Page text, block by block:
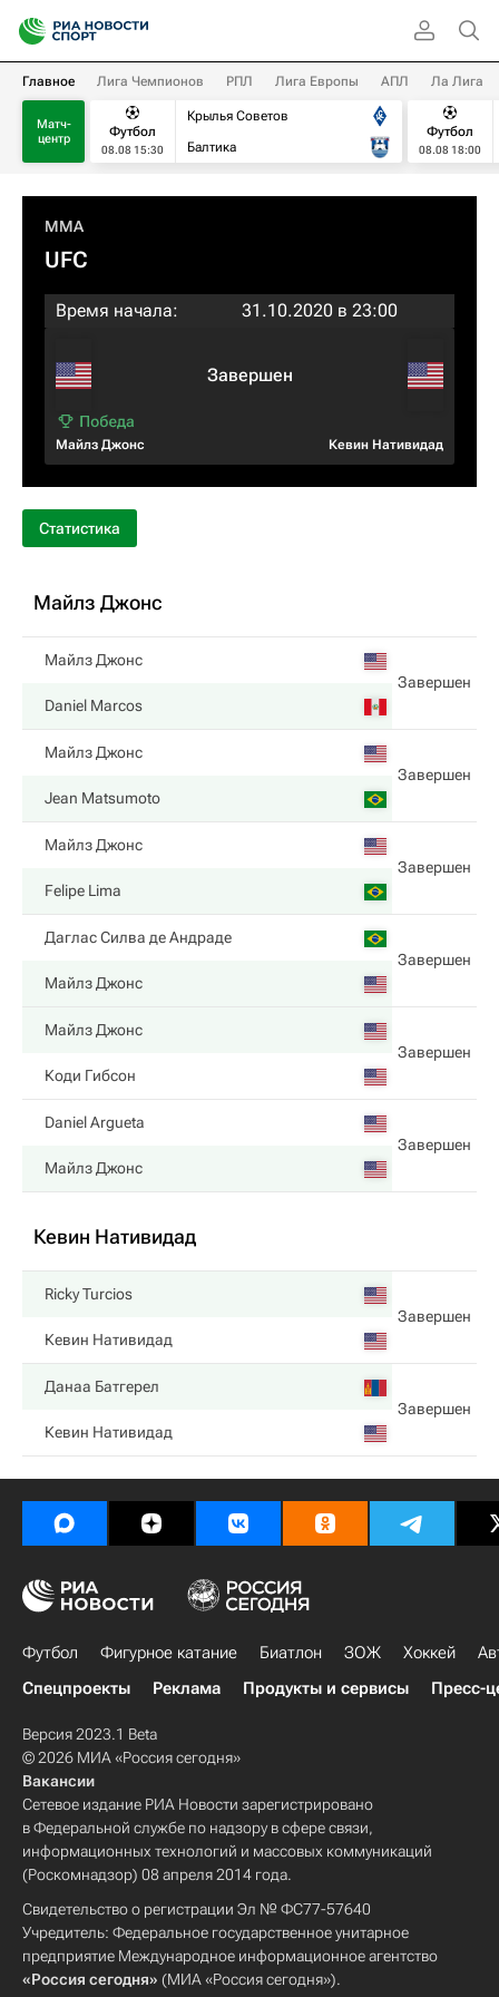
Главное Лига Чемпионов РПЛ Лига Европы АПЛ Ла Лига
Матч-
центр
Футбол
08.08 15:30
Крылья Советов
Балтика
Футбол
08.08 18:00
MMA
UFC
Время начала: 31.10.2020 в 23:00
Майлз Джонс
Завершен
Кевин Нативидад
Статистика
Майлз Джонс
Майлз Джонс
Завершен
Daniel Marcos
Майлз Джонс
Завершен
Jean Matsumoto
Майлз Джонс
Завершен
Felipe Lima
Даглас Силва де Андраде
Завершен
Майлз Джонс
Майлз Джонс
Завершен
Коди Гибсон
Daniel Argueta
Завершен
Майлз Джонс
Кевин Нативидад
Ricky Turcios
Завершен
Кевин Нативидад
Данаа Батгерел
Завершен
Кевин Нативидад
Футбол Фигурное катание Биатлон ЗОЖ Хоккей
Спецпроекты
Реклама Продукты и сервисы Пресс-
Версия 2023.1 Beta
© 2026 МИА «Россия сегодня»
Вакансии
Сетевое издание РИА Новости зарегистрировано
в Федеральной службе по надзору в сфере связи,
информационных технологий и массовых коммуникаций
(Роскомнадзор) 08 апреля 2014 года.
Свидетельство о регистрации Эл № ФС77-57640
Учредитель: Федеральное государственное унитарное
предприятие Международное информационное агентство
«Россия сегодня» (МИА «Россия сегодня»).